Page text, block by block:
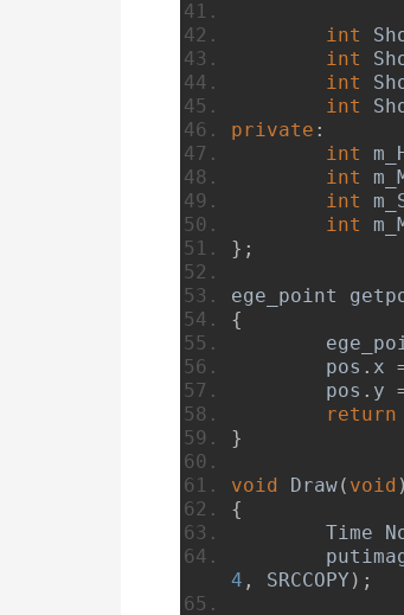
int
int
int
int
private :
int
int
int
int
};
ege_point
{
	pos
. x
	pos
. y
return
}
void Draw( void )
{
Time
4 , SRCCOPY );